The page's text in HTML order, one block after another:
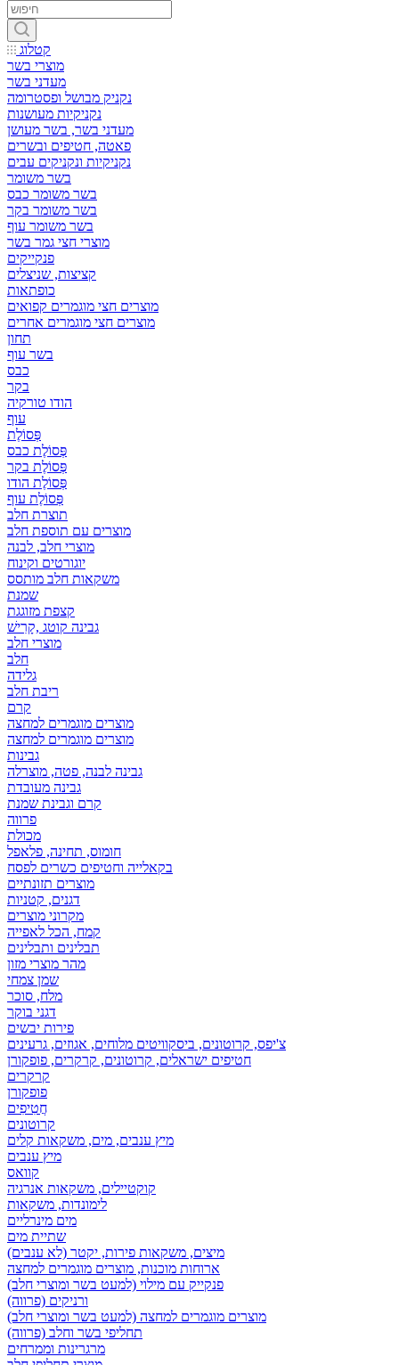
קטלוג
מוצרי בשר
מעדני בשר
נקניק מבושל ופסטרומה
נקניקיות מעושנות
מעדני בשר, בשר מעושן
פאטה, חטיפים ובשרים
נקניקיות ונקניקים עבים
בשר משומר
בשר משומר כבס
בשר משומר בקר
בשר משומר עוף
מוצרי חצי גמר בשר
פנקייקים
קציצות, שניצלים
כופתאות
מוצרים חצי מוגמרים קפואים
מוצרים חצי מוגמרים אחרים
תחון
בשר עוף
כבס
בקר
הודו טורקיה
עוף
פְּסוֹלֶת
פְּסוֹלֶת כבס
פְּסוֹלֶת בקר
פְּסוֹלֶת הודו
פְּסוֹלֶת עוף
תוצרת חלב
מוצרים עם תוספת חלב
מוצרי חלב, לבנה
יוגורטים וקינוח
משקאות חלב מותסס
שמנת
קצפת מזוגגת
גבינה קוטג ,קָרִישׁ
מוצרי חלב
חלב
גלידה
ריבת חלב
קרם
מוצרים מוגמרים למחצה
מוצרים מוגמרים למחצה
גבינות
גבינה לבנה, פטה, מוצרלה
גבינה מעובדת
קרם וגבינת שמנת
פרווה
מכולת
חומוס, תחינה, פלאפל
בקאלייה וחטיפים כשרים לפסח
מוצרים תזונתיים
דגנים, קטניות
מקרוני מוצרים
קמח, הכל לאפייה
תבלינים ותבלינים
מהר מוצרי מזון
שמן צמחי
מלח, סוכר
דגני בוקר
פירות יבשים
צ'יפס, קרוטונים, ביסקוויטים מלוחים, אגוזים, גרעינים
חטיפים ישראלים, קרוטונים, קרקרים, פופקורן
קרקרים
פופקורן
חֲטִיפִים
קרוטונים
מיץ ענבים, מים, משקאות קלים
מיץ ענבים
קוואס
קוקטיילים, משקאות אנרגיה
לימונדות, משקאות
מים מינרליים
שתיית מים
מיצים, משקאות פירות, יקטר (לא ענבים)
ארוחות מוכנות, מוצרים מוגמרים למחצה
פנקייק עם מילוי (למעט בשר ומוצרי חלב)
ורניקים (פרווה)
מוצרים מוגמרים למחצה (למעט בשר ומוצרי חלב)
תחליפי בשר וחלב (פרווה)
מרגרינות וממרחים